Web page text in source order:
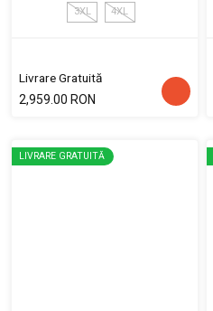
3XL 4XL
Livrare Gratuită
2,959.00 RON
LIVRARE GRATUITĂ